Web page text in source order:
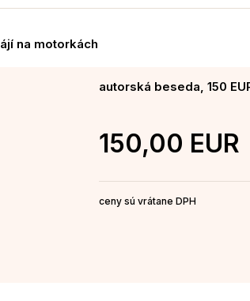
na motorkách
autorská beseda, 150
150,00 EUR
ceny sú vrátane DPH